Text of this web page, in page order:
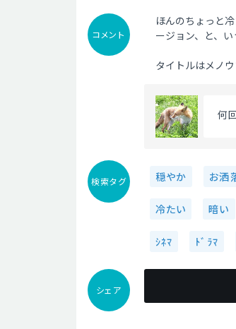
コメント
ほんのちょっと
ージョン、と、
タイトルはメノ
何
検索タグ 穏やか お洒
冷たい 暗い
ｼﾈﾏ ﾄﾞﾗﾏ
シェア